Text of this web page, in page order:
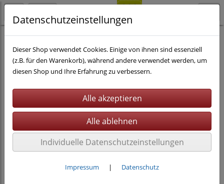
Nähen eBooks
Datenschutzeinstellungen
Dieser Shop verwendet Cookies. Einige von ihnen sind essenziell
(z.B. für den Warenkorb), während andere verwendet werden, um
diesen Shop und Ihre Erfahrung zu verbessern.
Individuelle Datenschutzeinstellungen
Impressum | Datenschutz